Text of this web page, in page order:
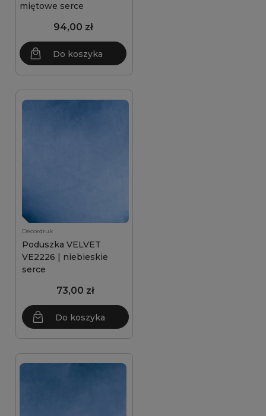
miętowe serce
94,00 zł
Do koszyka
Decordruk
Poduszka VELVET
VE2226 | niebieskie
serce
73,00 zł
Do koszyka